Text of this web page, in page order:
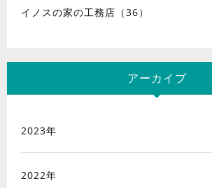
イノスの家の工務店（36）
アーカイブ
2023年
2022年